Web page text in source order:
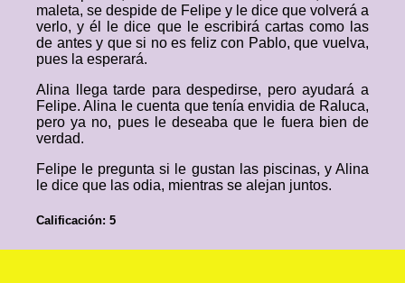
maleta, se despide de Felipe y le dice que volverá a
verlo, y él le dice que le escribirá cartas como las
de antes y que si no es feliz con Pablo, que vuelva,
pues la esperará.
Alina llega tarde para despedirse, pero ayudará a
Felipe. Alina le cuenta que tenía envidia de Raluca,
pero ya no, pues le deseaba que le fuera bien de
verdad.
Felipe le pregunta si le gustan las piscinas, y Alina
le dice que las odia, mientras se alejan juntos.
Calificación: 5